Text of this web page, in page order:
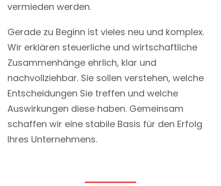
vermieden werden.
Gerade zu Beginn ist vieles neu und komplex.
Wir erklären steuerliche und wirtschaftliche
Zusammenhänge ehrlich, klar und
nachvollziehbar. Sie sollen verstehen, welche
Entscheidungen Sie treffen und welche
Auswirkungen diese haben. Gemeinsam
schaffen wir eine stabile Basis für den Erfolg
Ihres Unternehmens.